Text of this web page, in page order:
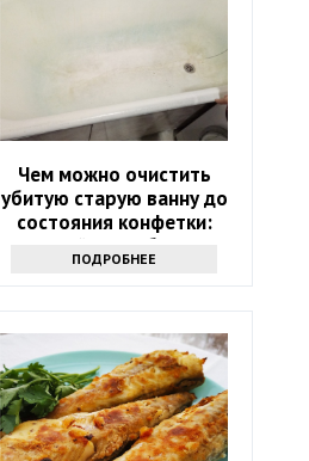
Чем можно очистить
убитую старую ванну до
состояния конфетки:
дешевый способ спасти
санузел
ПОДРОБНЕЕ